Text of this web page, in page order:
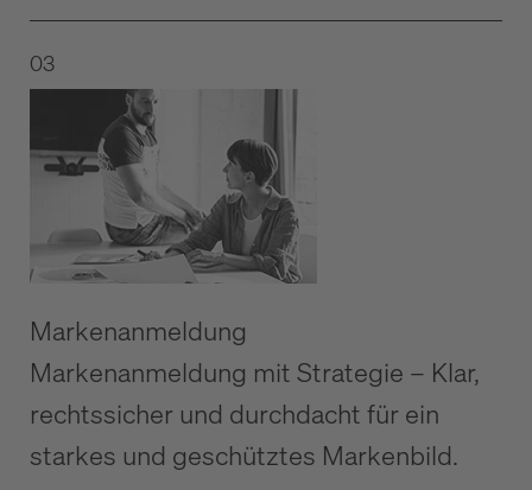
03
Markenanmeldung
Markenanmeldung mit Strategie – Klar,
rechtssicher und durchdacht für ein
starkes und geschütztes Markenbild.